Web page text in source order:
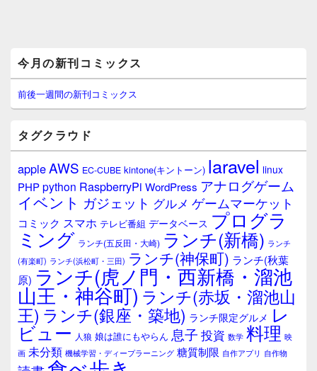
イ
ン
サ
イ
ウ
ィ
ジ
ェ
ア
今月の新刊コミックス
前後一週間の新刊コミックス
タグクラウド
appleAWS EC-CUBE kintone(キントーン) laravel linux
PHPpython RaspberryPi WordPress アナログゲーム
イベント ガジェット グルメ ゲームマーケット
コミック スマホ テレビ番組 データベース プログラ
ミング ランチ(五反田・大崎) ランチ(新橋) ランチ
(有楽町) ランチ(浜松町・三田) ランチ(神保町) ランチ(秋葉
原) ランチ(虎ノ門・西新橋・溜池
山王・神谷町) ランチ(赤坂・溜池山
王) ランチ(銀座・築地) ランチ限定グルメ レ
ビュー 人狼 娘は誰にもやらん 息子 投資 数学 料理 映
画 未分類 機械学習・ディープラーニング 糖質制限 自作アプリ 自作物